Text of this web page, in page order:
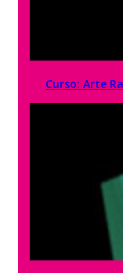
Curso: Arte